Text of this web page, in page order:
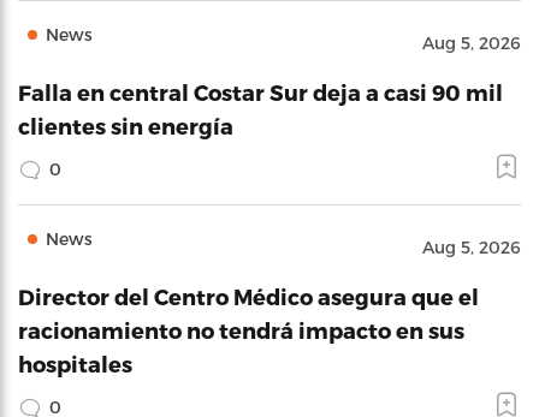
News Aug 5, 2026
Falla en central Costar Sur deja a casi 90 mil
clientes sin energía
0
News Aug 5, 2026
Director del Centro Médico asegura que el
racionamiento no tendrá impacto en sus
hospitales
0